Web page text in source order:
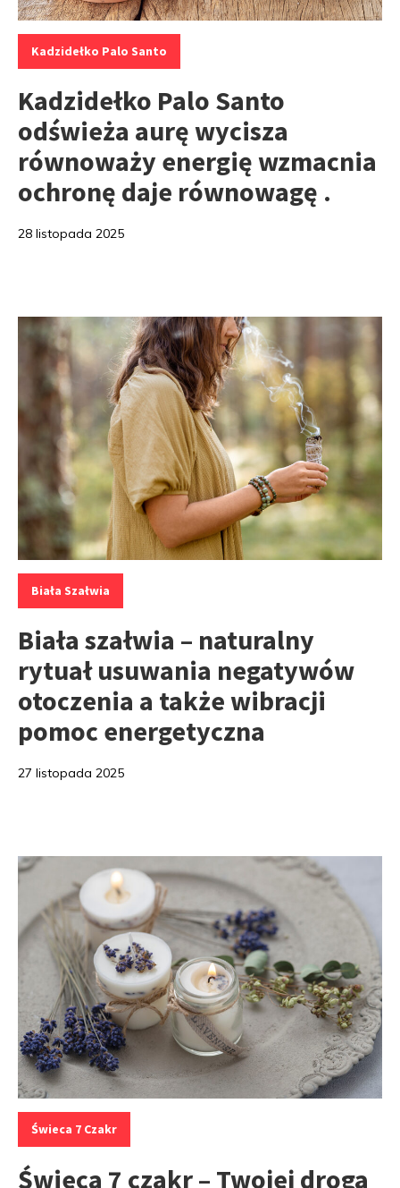
Kategorie:
Kadzidełko Palo Santo
Kadzidełko Palo Santo
odświeża aurę wycisza
równoważy energię wzmacnia
ochronę daje równowagę .
28 listopada 2025
Kategorie:
Biała Szałwia
Biała szałwia – naturalny
rytuał usuwania negatywów
otoczenia a także wibracji
pomoc energetyczna
27 listopada 2025
Kategorie:
Świeca 7 Czakr
Świeca 7 czakr – Twojej droga